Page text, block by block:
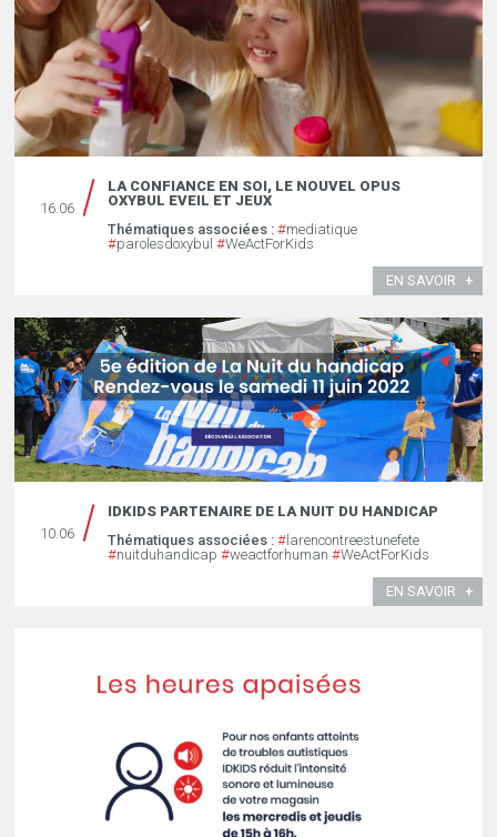
16.06
LA CONFIANCE EN SOI, LE NOUVEL OPUS
OXYBUL EVEIL ET JEUX
Thématiques associées : #mediatique
#parolesdoxybul #WeActForKids
EN SAVOIR
10.06
IDKIDS PARTENAIRE DE LA NUIT DU HANDICAP
Thématiques associées : # larencontreestunefete
#nuitduhandicap #weactforhuman #WeActForKids
EN SAVOIR